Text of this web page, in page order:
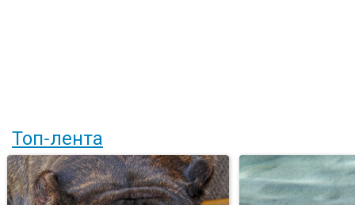
Топ-лента